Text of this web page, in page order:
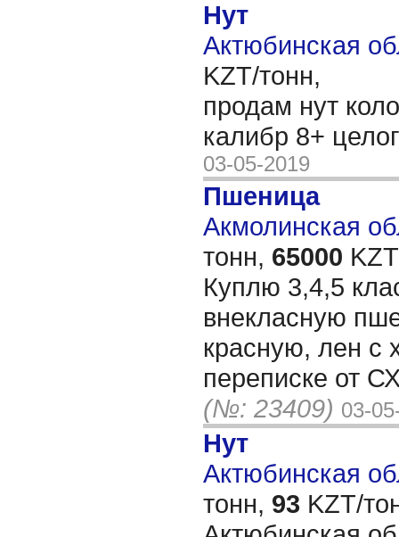
Нут
Актюбинская
KZT/тонн,
продам нут
калибр 8+
03-05-2019
Пшеница
Акмолинская
тонн, 65000
Куплю 3,4,5
внекласную
красную, лен с
переписке от
(№: 23409) 03-
Нут
Актюбинская
тонн, 93 KZT/